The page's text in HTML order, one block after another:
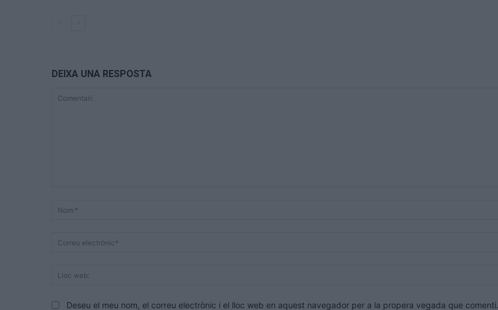
DEIXA UNA RESPOSTA
Deseu el meu nom, el correu electrònic i el lloc web en aquest navegador per a la propera vegada que comenti.